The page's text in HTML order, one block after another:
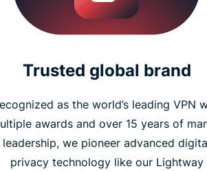
Trusted global brand
as the world’s leading VPN
awards and over 15 years of
leadership, we pioneer advanced
privacy technology like our Lightway